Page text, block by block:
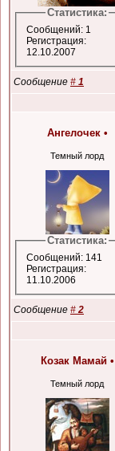
Статистика:
Сообщений: 1
Регистрация:
12.10.2007
Сообщение # 1
Ангелочек •
Темный лорд
Статистика:
Сообщений: 141
Регистрация:
11.10.2006
Сообщение # 2
Козак Мамай •
Темный лорд